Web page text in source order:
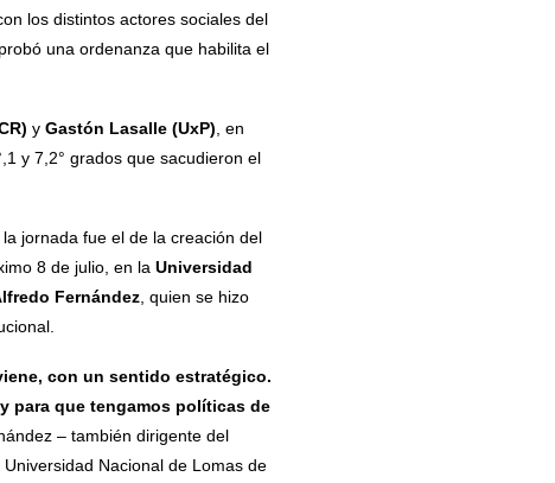
los distintos actores sociales del
una ordenanza que habilita el
y Gastón Lasalle (UxP) , en
y 7,2° grados que sacudieron el
jornada fue el de la creación del
8 de julio, en la Universidad
Fernández, quien se hizo
con un sentido estratégico.
para que tengamos políticas de
– también dirigente del
Nacional de Lomas de